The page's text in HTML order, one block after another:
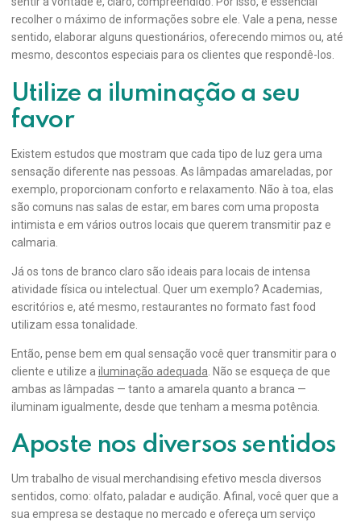
recolher o máximo de informações sobre ele. Vale a pena, nesse
sentido, elaborar alguns questionários, oferecendo mimos ou, até
mesmo, descontos especiais para os clientes que respondê-los.
Utilize a iluminação a seu
favor
Existem estudos que mostram que cada tipo de luz gera uma
sensação diferente nas pessoas. As lâmpadas amareladas, por
exemplo, proporcionam conforto e relaxamento. Não à toa, elas
são comuns nas salas de estar, em bares com uma proposta
intimista e em vários outros locais que querem transmitir paz e
calmaria.
Já os tons de branco claro são ideais para locais de intensa
atividade física ou intelectual. Quer um exemplo? Academias,
escritórios e, até mesmo, restaurantes no formato fast food
utilizam essa tonalidade.
Então, pense bem em qual sensação você quer transmitir para o
cliente e utilize a iluminação adequada . Não se esqueça de que
ambas as lâmpadas — tanto a amarela quanto a branca —
iluminam igualmente, desde que tenham a mesma potência.
Aposte nos diversos sentidos
Um trabalho de visual merchandising efetivo mescla diversos
sentidos, como: olfato, paladar e audição. Afinal, você quer que a
sua empresa se destaque no mercado e ofereça um serviço